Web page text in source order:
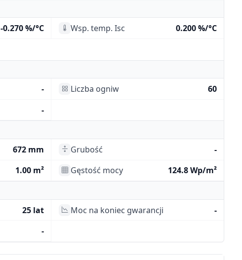
-0.270 %/°C Wsp. temp. Isc
0.200 %/°C
- Liczba ogniw
60
-
672 mm Grubość
-
1.00 m² Gęstość mocy 124.8 Wp/m²
25 lat Moc na koniec gwarancji
-
-